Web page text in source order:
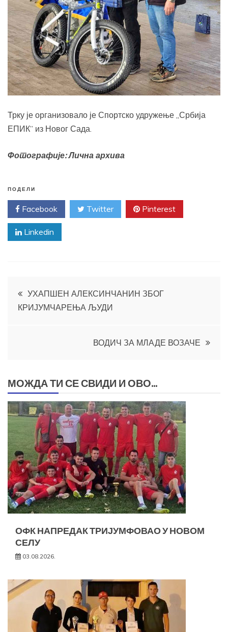
Трку је организовало је Спортско удружење „Србија
ЕПИК” из Новог Сада.
Фотографије: Лична архива
ПОДЕЛИ
Facebook Twitter Pinterest
Linkedin
Кретање
УХАПШЕН АЛЕКСИНЧАНИН ЗБОГ
КРИЈУМЧАРЕЊА ЉУДИ
ВОДИЧ ЗА МЛАДЕ ВОЗАЧЕ
МОЖДА ТИ СЕ СВИДИ И ОВО...
ОФК НАПРЕДАК ТРИЈУМФОВАО У НОВОМ
СЕЛУ
03.08.2026.